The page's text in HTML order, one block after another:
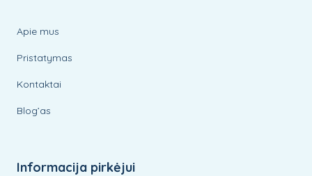
Apie mus
Pristatymas
Kontaktai
Blog’as
Informacija pirkėjui